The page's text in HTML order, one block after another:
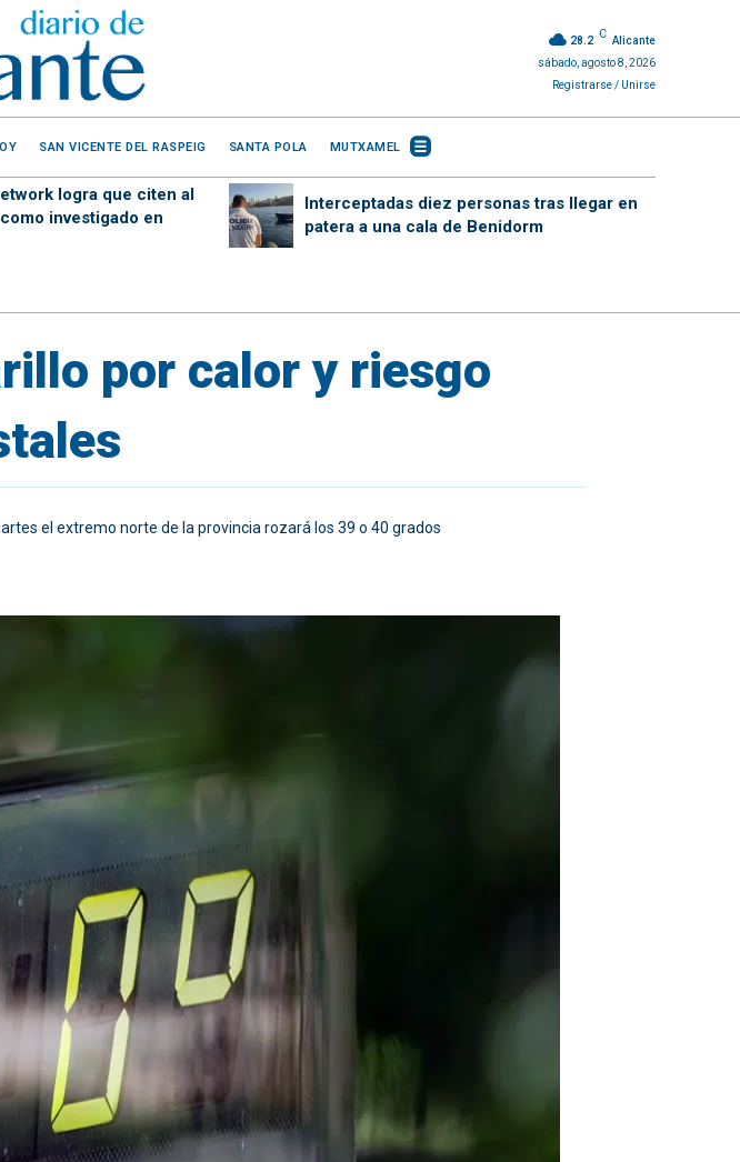
28.2
C
Alicante
sábado, agosto 8, 2026
Registrarse / Unirse
SAN VICENTE DEL RASPEIG SANTA POLA MUTXAMEL
logra que citen al
investigado en
Interceptadas diez personas tras llegar en
patera a una cala de Benidorm
por calor y riesgo
el extremo norte de la provincia rozará los 39 o 40 grados